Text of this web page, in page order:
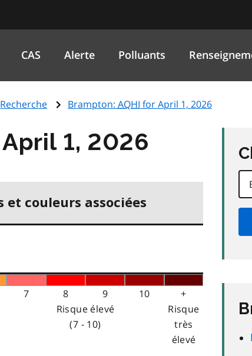
CAS Alerte Polluants
Recherche Brampton: AQHI for April 1, 2026
1, 2026
couleurs associées
7 8 9 10
+
Risque élevé
(7 - 10)
Risque
très
élevé